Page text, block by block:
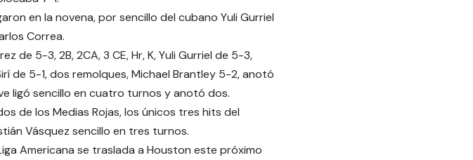
en la novena, por sencillo del cubano Yuli Gurriel
Correa.
de 5-3, 2B, 2CA, 3 CE, Hr, K, Yuli Gurriel de 5-3,
de 5-1, dos remolques, Michael Brantley 5-2, anotó
ligó sencillo en cuatro turnos y anotó dos.
de los Medias Rojas, los únicos tres hits del
Vásquez sencillo en tres turnos.
Americana se traslada a Houston este próximo